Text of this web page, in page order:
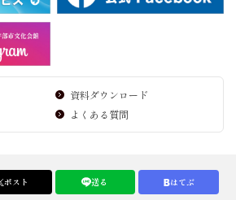
資料ダウンロード
よくある質問
ポスト 送る はてぶ